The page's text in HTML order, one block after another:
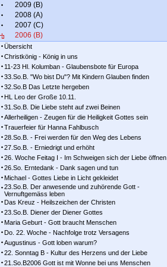
2009 (B)
2008 (A)
2007 (C)
2006 (B)
Übersicht
Christkönig - König in uns
11-23 Hl. Kolumban - Glaubensbote für Europa
33.So.B. "Wo bist Du"? Mit Kindern Glauben finden
32.So.B Das Letzte hergeben
HL Leo der Große 10.11.
31.So.B. Die Liebe steht auf zwei Beinen
Allerheiligen - Zeugen für die Heiligkeit Gottes sein
Trauerfeier für Hanna Fahlbusch
28.So.B. - Frei werden für den Weg des Lebens
27.So.B. - Erniedrigt und erhöht
26. Woche Feitag I - Im Schweigen sich der Liebe öffnen
26.So. Erntedank - Dank sagen und tun
Michael - Gottes Liebe in Licht gekleidet
23.So.B. Der anwesende und zuhörende Gott -
Vernuftgemäss leben
Das Kreuz - Heilszeichen der Christen
23.So.B. Diener der Diener Gottes
Maria Geburt - Gott braucht Menschen
Do. 22. Woche - Nachfolge trotz Versagens
Augustinus - Gott loben warum?
22. Sonntag B - Kultur des Herzens und der Liebe
21.So.B2006 Gott ist mit Wonne bei uns Menschen